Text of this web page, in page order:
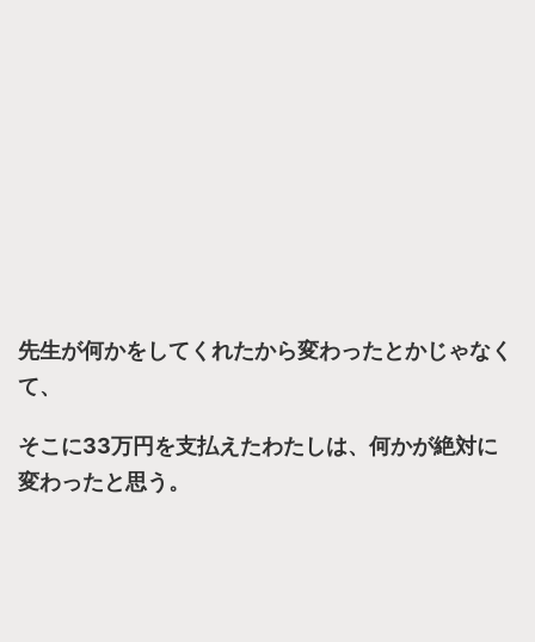
先生が何かをしてくれたから変わったとかじゃなく
て、
そこに33万円を支払えたわたしは、何かが絶対に
変わったと思う。